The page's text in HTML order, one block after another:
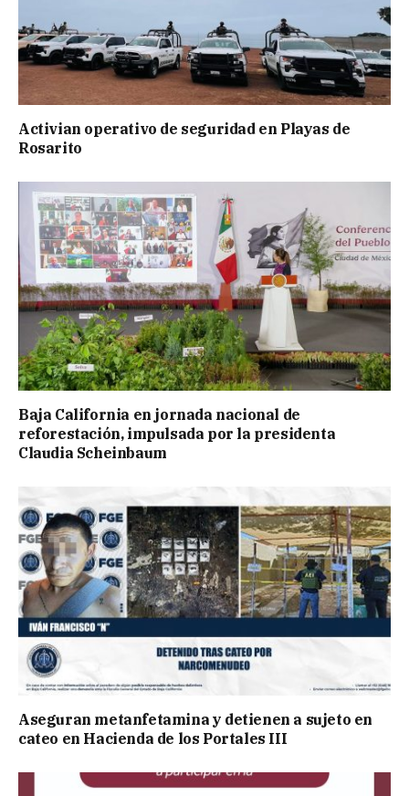
Activian operativo de seguridad en Playas de
Rosarito
Baja California en jornada nacional de
reforestación, impulsada por la presidenta
Claudia Scheinbaum
Aseguran metanfetamina y detienen a sujeto en
cateo en Hacienda de los Portales III